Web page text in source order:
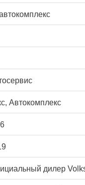
Автокомплекс
дилер